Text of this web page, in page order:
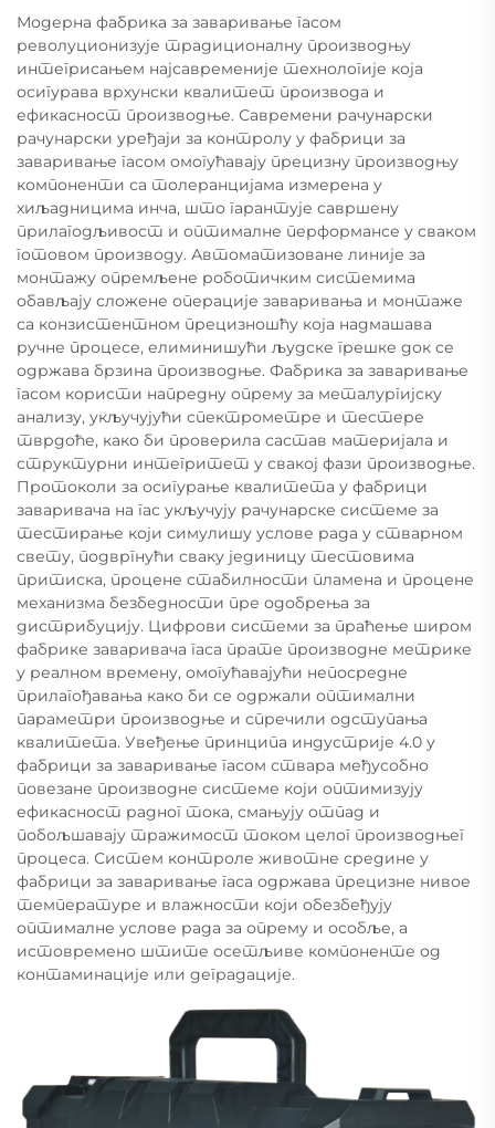
Модерна фабрика за заваривање гасом
револуционизује традиционалну производњу
интегрисањем најсавременије технологије која
осигурава врхунски квалитет производа и
ефикасност производње. Савремени рачунарски
рачунарски уређаји за контролу у фабрици за
заваривање гасом омогућавају прецизну производњу
компоненти са толеранцијама измерена у
хиљадницима инча, што гарантује савршену
прилагодљивост и оптималне перформансе у сваком
готовом производу. Автоматизоване линије за
монтажу опремљене роботичким системима
обављају сложене операције заваривања и монтаже
са конзистентном прецизношћу која надмашава
ручне процесе, елиминишући људске грешке док се
одржава брзина производње. Фабрика за заваривање
гасом користи напредну опрему за металургијску
анализу, укључујући спектрометре и тестере
тврдоће, како би проверила састав материјала и
структурни интегритет у свакој фази производње.
Протоколи за осигурање квалитета у фабрици
заваривача на гас укључују рачунарске системе за
тестирање који симулишу услове рада у стварном
свету, подвргнући сваку јединицу тестовима
притиска, процене стабилности пламена и процене
механизма безбедности пре одобрења за
дистрибуцију. Цифрови системи за праћење широм
фабрике заваривача гаса прате производне метрике
у реалном времену, омогућавајући непосредне
прилагођавања како би се одржали оптимални
параметри производње и спречили одступања
квалитета. Увеђење принципа индустрије 4.0 у
фабрици за заваривање гасом ствара међусобно
повезане производне системе који оптимизују
ефикасност радног тока, смањују отпад и
побољшавају тражимост током целог производњег
процеса. Систем контроле животне средине у
фабрици за заваривање гаса одржава прецизне нивое
температуре и влажности који обезбеђују
оптималне услове рада за опрему и особље, а
истовремено штите осетљиве компоненте од
контаминације или деградације.